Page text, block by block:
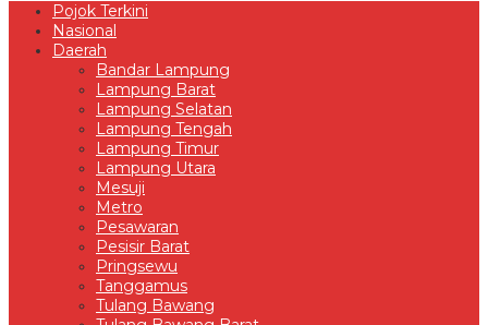
Pojok Terkini
Nasional
Daerah
Bandar Lampung
Lampung Barat
Lampung Selatan
Lampung Tengah
Lampung Timur
Lampung Utara
Mesuji
Metro
Pesawaran
Pesisir Barat
Pringsewu
Tanggamus
Tulang Bawang